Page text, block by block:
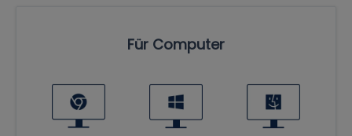
Für Computer